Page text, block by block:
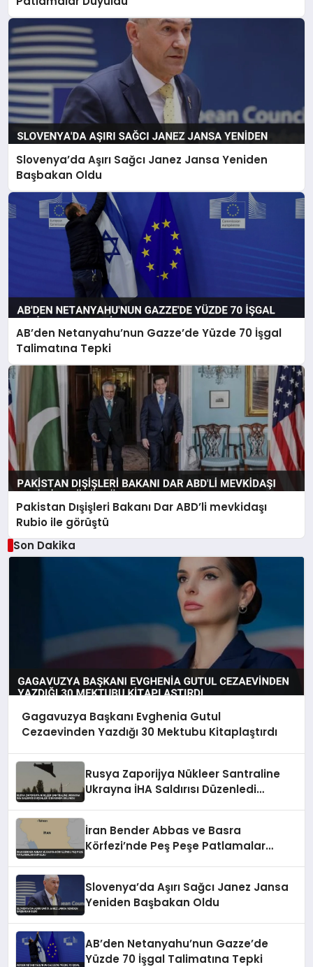
Slovenya’da Aşırı Sağcı Janez Jansa Yeniden
Başbakan Oldu
AB’den Netanyahu’nun Gazze’de Yüzde 70 İşgal
Talimatına Tepki
Pakistan Dışişleri Bakanı Dar ABD’li mevkidaşı
Rubio ile görüştü
Son Dakika
Gagavuzya Başkanı Evghenia Gutul
Cezaevinden Yazdığı 30 Mektubu Kitaplaştırdı
Rusya Zaporijya Nükleer Santraline
Ukrayna İHA Saldırısı Düzenledi
İran Bender Abbas ve Basra
Körfezi’nde Peş Peşe Patlamalar
Slovenya’da Aşırı Sağcı Janez Jansa
Yeniden Başbakan Oldu
AB’den Netanyahu’nun Gazze’de
Yüzde 70 İşgal Talimatına Tepki